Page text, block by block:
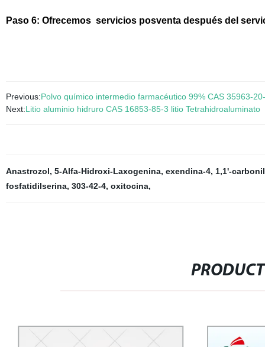
Paso 6: Ofrecemos servicios posventa después del
Previous:Polvo químico intermedio farmacéutico 99% CAS 35963-
Next:Litio aluminio hidruro CAS 16853-85-3 litio Tetrahidroaluminato
Anastrozol, 5-Alfa-Hidroxi-Laxogenina, exendina-4, 1,1'-
fosfatidilserina, 303-42-4, oxitocina,